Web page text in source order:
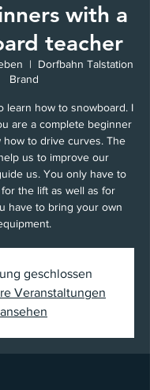
with a
teacher
  |
Dorfbahn Talstation
Brand
learn how to snowboard. I
are a complete beginner
how to drive curves. The
us to improve our
us. You only have to
the lift as well as for
have to bring your own
geschlossen
Veranstaltungen
ansehen